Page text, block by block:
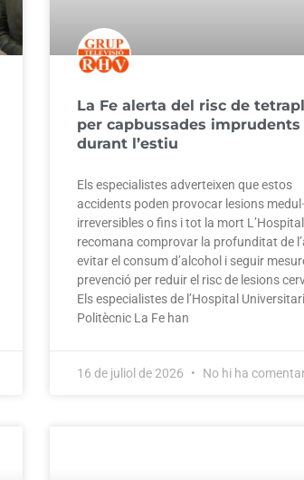
La Fe alerta del risc de
per capbussades imprudents
durant l’estiu
Els especialistes adverteixen que estos
accidents poden provocar lesions
irreversibles o fins i tot la mort L’Hospital
recomana comprovar la profunditat de
evitar el consum d’alcohol i seguir
prevenció per reduir el risc de lesions
Els especialistes de l’Hospital
Politècnic La Fe han
16 de juliol de 2026 No hi ha